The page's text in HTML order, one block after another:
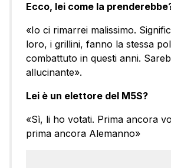
Ecco, lei come la
«Io ci rimarrei malissimo.
loro, i grillini, fanno la stessa
combattuto in questi anni.
allucinante».
Lei è un elettore del M5S?
«Sì, li ho votati. Prima ancora
prima ancora Alemanno»